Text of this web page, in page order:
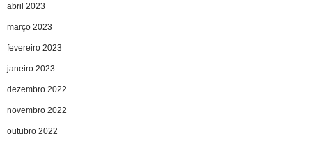
abril 2023
março 2023
fevereiro 2023
janeiro 2023
dezembro 2022
novembro 2022
outubro 2022